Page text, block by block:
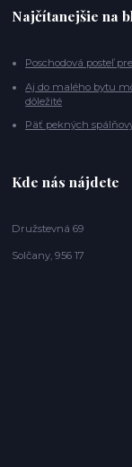
Najčítanejšie na
Poschodová posteľ
Aj do malého bytu
dôležité
Päť pekných
Kde nás nájdete
Družstevná 69
Solčany, 956 17